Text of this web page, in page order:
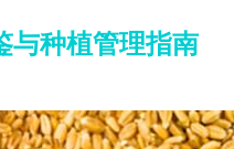
与种植管理指南